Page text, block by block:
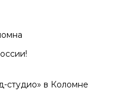
студио» в Коломне